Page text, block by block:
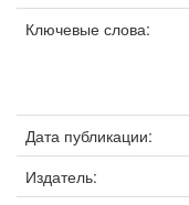
Ключевые слова:
Дата публикации:
Издатель: